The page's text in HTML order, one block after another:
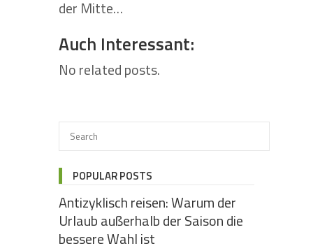
der Mitte…
Auch Interessant:
No related posts.
POPULAR POSTS
Antizyklisch reisen: Warum der
Urlaub außerhalb der Saison die
bessere Wahl ist